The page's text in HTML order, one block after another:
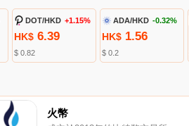
DOT/HKD +1.15%
HK$6.39
$ 0.82
ADA/HKD -0.32%
HK$1.56
$ 0.2
火幣